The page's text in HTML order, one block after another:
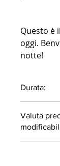
Questo è
oggi.
notte!
Durata:
Valuta